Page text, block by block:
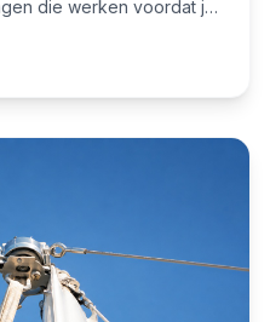
die werken voordat je